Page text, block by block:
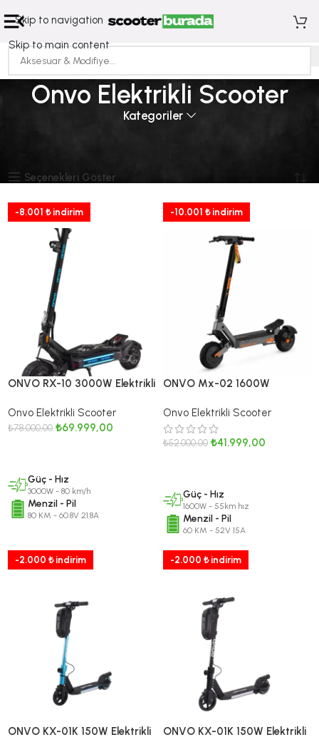
Skip to navigation
Skip to main content
Onvo Elektrikli Scooter
Kategoriler
Seçenekleri Göster
-8.001 ₺ indirim
ONVO RX-10 3000W Elektrikli
Onvo Elektrikli Scooter
₺78.000,00 ₺69.999,00
Güç - Hız
3000W - 80 km/h
Menzil - Pil
80 KM - 60.8V 21.8A
-10.001 ₺ indirim
ONVO Mx-02 1600W
Serisi
Onvo Elektrikli Scooter
₺52.000,00 ₺41.999,00
Güç - Hız
1600W - 55km hız
Menzil - Pil
60 KM - 52V 15A
-2.000 ₺ indirim
ONVO KX-01K 150W Elektrikli
-2.000 ₺ indirim
ONVO KX-01K 150W Elektrikli